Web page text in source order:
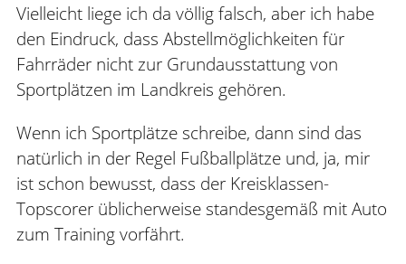
Vielleicht liege ich da völlig falsch, aber ich habe
den Eindruck, dass Abstellmöglichkeiten für
Fahrräder nicht zur Grundausstattung von
Sportplätzen im Landkreis gehören.
Wenn ich Sportplätze schreibe, dann sind das
natürlich in der Regel Fußballplätze und, ja, mir
ist schon bewusst, dass der Kreisklassen-
Topscorer üblicherweise standesgemäß mit Auto
zum Training vorfährt.